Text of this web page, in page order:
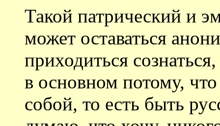
Такой патрический и
может оставаться
приходиться
в основном потому, что
собой, то есть быть